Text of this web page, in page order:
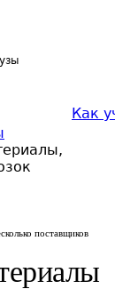
Как
поставщиков